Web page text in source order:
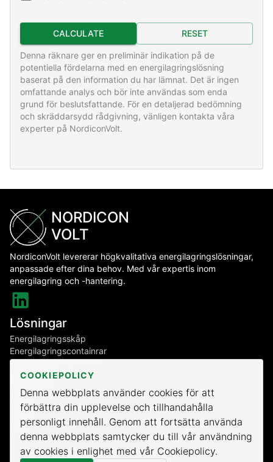
COOKIEPOLICY
Denna webbplats använder cookies för att
förbättra din upplevelse och tillhandahålla
personligt innehåll. Genom att fortsätta använda
denna webbplats samtycker du till vår användning
av cookies i enlighet med vår Cookiepolicy.
CALCULATE RESET
Denna räknare ger en preliminär indikation på de
potentiella fördelarna med en energilagringslösning
baserat på den information du har lämnat. Det är ingen
omfattande analys och bör inte användas som enda
grund för beslutsfattande. För en detaljerad bedömning
och skräddarsydd rådgivning, vänligen kontakta våra
experter på NordiconVolt.
NORDICON
VOLT
NordiconVolt levererar högkvalitativa energilagringslösningar,
anpassade efter dina behov. Med vår expertis inom
energilagring och -hantering.
Lösningar
Energilagringsskåp
Energilagringscontainrar
Energihanteringssystem
Företag
Tjänster
Kontakt
Insikter
Jobba med oss